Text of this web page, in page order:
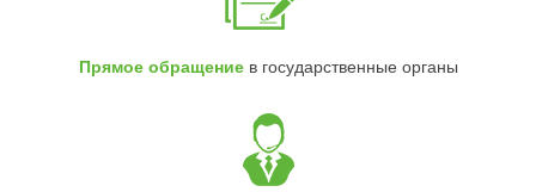
Прямое обращениев государственные органы